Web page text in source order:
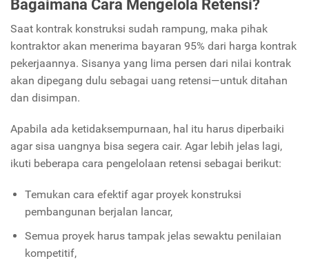
Bagaimana Cara Mengelola Retensi?
Saat kontrak konstruksi sudah rampung, maka pihak
kontraktor akan menerima bayaran 95% dari harga kontrak
pekerjaannya. Sisanya yang lima persen dari nilai kontrak
akan dipegang dulu sebagai uang retensi—untuk ditahan
dan disimpan.
Apabila ada ketidaksempurnaan, hal itu harus diperbaiki
agar sisa uangnya bisa segera cair. Agar lebih jelas lagi,
ikuti beberapa cara pengelolaan retensi sebagai berikut:
Temukan cara efektif agar proyek konstruksi
pembangunan berjalan lancar,
Semua proyek harus tampak jelas sewaktu penilaian
kompetitif,